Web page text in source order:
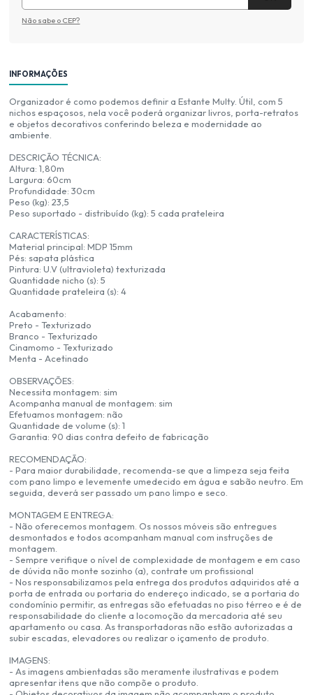
Não sabe o CEP?
INFORMAÇÕES
Organizador é como podemos definir a Estante Multy. Útil, com 5
nichos espaçosos, nela você poderá organizar livros, porta-retratos
e objetos decorativos conferindo beleza e modernidade ao
ambiente.
DESCRIÇÃO TÉCNICA:
Altura: 1,80m
Largura: 60cm
Profundidade: 30cm
Peso (kg): 23,5
Peso suportado - distribuído (kg): 5 cada prateleira
CARACTERÍSTICAS:
Material principal: MDP 15mm
Pés: sapata plástica
Pintura: U.V (ultravioleta) texturizada
Quantidade nicho (s): 5
Quantidade prateleira (s): 4
Acabamento:
Preto - Texturizado
Branco - Texturizado
Cinamomo - Texturizado
Menta - Acetinado
OBSERVAÇÕES:
Necessita montagem: sim
Acompanha manual de montagem: sim
Efetuamos montagem: não
Quantidade de volume (s): 1
Garantia: 90 dias contra defeito de fabricação
RECOMENDAÇÃO:
- Para maior durabilidade, recomenda-se que a limpeza seja feita
com pano limpo e levemente umedecido em água e sabão neutro. Em
seguida, deverá ser passado um pano limpo e seco.
MONTAGEM E ENTREGA:
- Não oferecemos montagem. Os nossos móveis são entregues
desmontados e todos acompanham manual com instruções de
montagem.
- Sempre verifique o nível de complexidade de montagem e em caso
de dúvida não monte sozinho (a), contrate um profissional
- Nos responsabilizamos pela entrega dos produtos adquiridos até a
porta de entrada ou portaria do endereço indicado, se a portaria do
condomínio permitir, as entregas são efetuadas no piso térreo e é de
responsabilidade do cliente a locomoção da mercadoria até seu
apartamento ou casa. As transportadoras não estão autorizadas a
subir escadas, elevadores ou realizar o içamento de produto.
IMAGENS:
- As imagens ambientadas são meramente ilustrativas e podem
apresentar itens que não compõe o produto.